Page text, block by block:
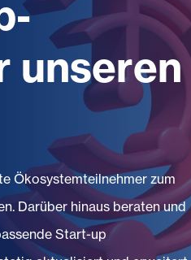
unseren
Ökosystemteilnehmer zum
Darüber hinaus beraten und
Start-up